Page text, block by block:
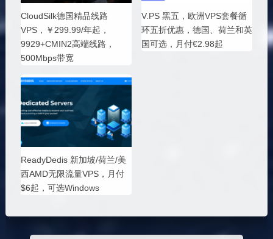
CloudSilk德国精品线路
VPS，￥299.99/年起，
9929+CMIN2高端线路，
500Mbps带宽
V.PS 黑五，欧洲VPS套餐循
环五折优惠，德国、荷兰和英
国可选，月付€2.98起
ReadyDedis 新加坡/荷兰/美
西AMD无限流量VPS，月付
$6起，可选Windows